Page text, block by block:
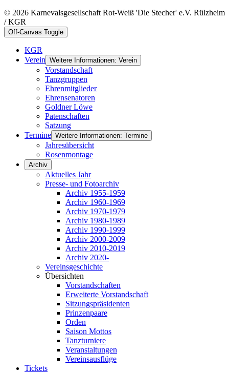
© 2026 Karnevalsgesellschaft Rot-Weiß 'Die Stecher' e.V. Rülzheim
/ KGR
Off-Canvas Toggle
KGR
Verein Weitere Informationen: Verein
Vorstandschaft
Tanzgruppen
Ehrenmitglieder
Ehrensenatoren
Goldner Löwe
Patenschaften
Satzung
Termine Weitere Informationen: Termine
Jahresübersicht
Rosenmontage
Archiv
Aktuelles Jahr
Presse- und Fotoarchiv
Archiv 1955-1959
Archiv 1960-1969
Archiv 1970-1979
Archiv 1980-1989
Archiv 1990-1999
Archiv 2000-2009
Archiv 2010-2019
Archiv 2020-
Vereinsgeschichte
Übersichten
Vorstandschaften
Erweiterte Vorstandschaft
Sitzungspräsidenten
Prinzenpaare
Orden
Saison Mottos
Tanzturniere
Veranstaltungen
Vereinsausflüge
Tickets